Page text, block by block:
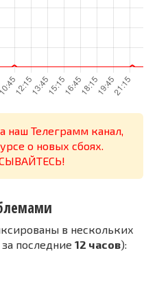
наш Телеграмм канал,
о новых сбоях.
в нескольких
последние 12 часов):